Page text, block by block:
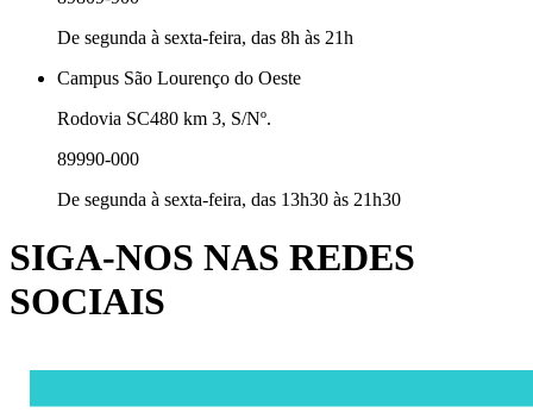
De segunda à sexta-feira, das 8h às 21h
Campus São Lourenço do Oeste
Rodovia SC480 km 3, S/Nº.
89990-000
De segunda à sexta-feira, das 13h30 às 21h30
SIGA-NOS NAS REDES
SOCIAIS